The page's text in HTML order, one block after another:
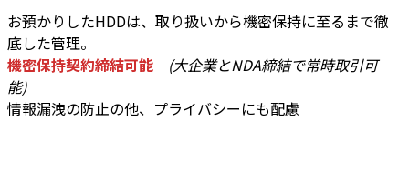
お預かりしたHDDは、取り扱いから機密保持に至るまで徹
底した管理。
機密保持契約締結可能
(大企業とNDA締結で常時取引可
能)
情報漏洩の防止の他、プライバシーにも配慮